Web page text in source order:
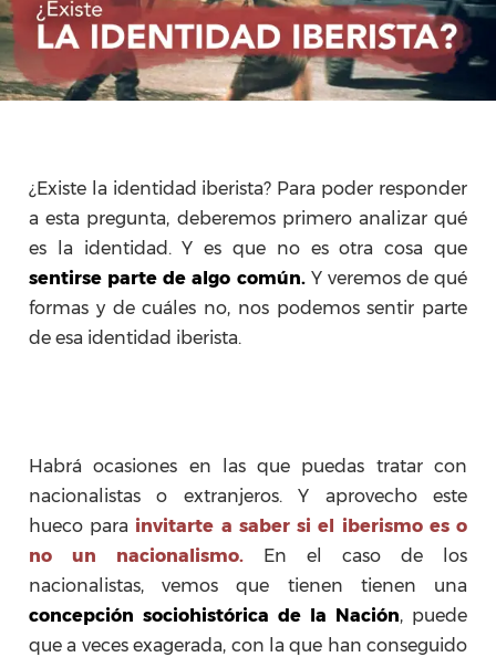
¿Existe la identidad iberista? Para poder responder
a esta pregunta, deberemos primero analizar qué
es la identidad. Y es que no es otra cosa que
sentirse parte de algo común.Y veremos de qué
formas y de cuáles no, nos podemos sentir parte
de esa identidad iberista.
Habrá ocasiones en las que puedas tratar con
nacionalistas o extranjeros. Y aprovecho este
hueco para invitarte a saber si el iberismo es o
no un nacionalismo. En el caso de los
nacionalistas, vemos que tienen tienen una
concepción sociohistórica de la Nación, puede
que a veces exagerada, con la que han conseguido